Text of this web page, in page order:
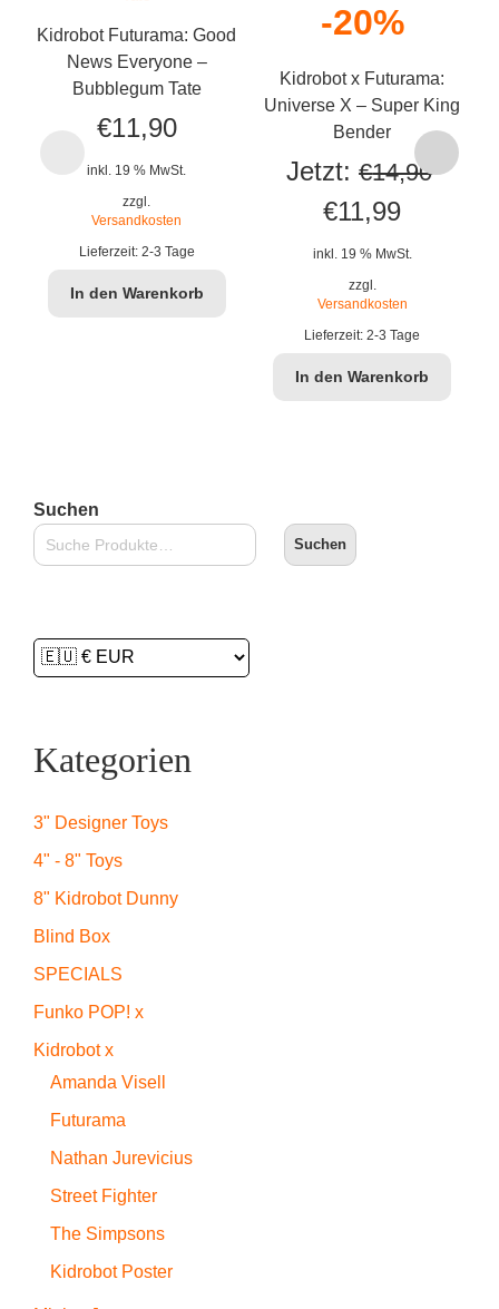
Kidrobot Futurama: Good
News Everyone –
Bubblegum Tate
€11,90
inkl. 19 % MwSt.
zzgl.
Versandkosten
Lieferzeit: 2-3 Tage
In den Warenkorb
-20%
Kidrobot x Futurama:
Universe X – Super King
Bender
Jetzt: €14,90
Ursprünglicher
Preis
war:
€14,90
€11,99
Preis
€11,99.
inkl. 19 % MwSt.
zzgl.
Versandkosten
Lieferzeit:2-3 Tage
In den Warenkorb
Suchen
Suchen
Kategorien
3" Designer Toys
4" - 8" Toys
8" Kidrobot Dunny
Blind Box
SPECIALS
Funko POP! x
Kidrobot x
Amanda Visell
Futurama
Nathan Jurevicius
Street Fighter
The Simpsons
Kidrobot Poster